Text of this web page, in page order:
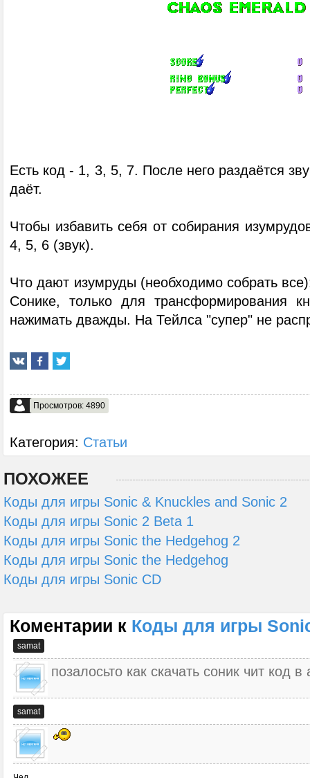
Есть код - 1, 3, 5, 7. После него раздаётся
даёт.
Чтобы избавить себя от собирания
4, 5, 6 (звук).
Что дают изумруды (необходимо собрать
Сонике, только для трансформирования
нажимать дважды. На Тейлса "супер" не
Просмотров: 4890
Категория: Статьи
ПОХОЖЕЕ
Коды для игры Sonic & Knuckles and Sonic 2
Коды для игры Sonic 2 Beta 1
Коды для игры Sonic the Hedgehog 2
Коды для игры Sonic the Hedgehog
Коды для игры Sonic CD
Коментарии к Коды для игры
samat
позалосьто как скачать соник чит код
samat